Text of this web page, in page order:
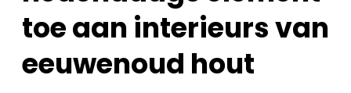
toe aan interieurs van
eeuwenoud hout